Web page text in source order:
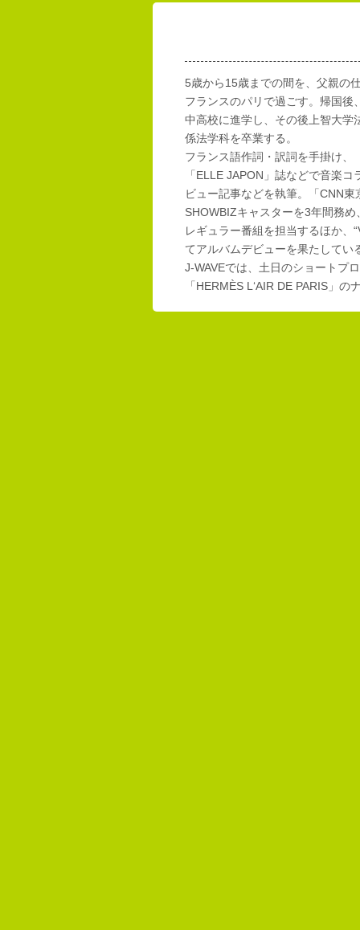
5歳から15歳までの間を、父親の
フランスのパリで過ごす。帰国後
中高校に進学し、その後上智大学
係法学科を卒業する。
フランス語作詞・訳詞を手掛け、
「ELLE JAPON」誌などで音楽コ
ビュー記事などを執筆。「CNN東
SHOWBIZキャスターを3年間務め
レギュラー番組を担当するほか、
てアルバムデビューを果たしてい
J-WAVEでは、土日のショートプ
「HERMÈS L‘AIR DE PARIS」